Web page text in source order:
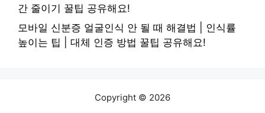
간 줄이기 꿀팁 공유해요!
모바일 신분증 얼굴인식 안 될 때 해결법 | 인식률
높이는 팁 | 대체 인증 방법 꿀팁 공유해요!
Copyright © 2026